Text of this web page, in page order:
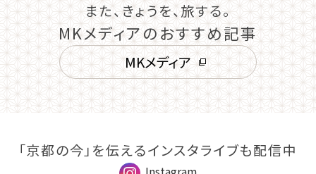
また、きょうを、旅する。
MKメディアのおすすめ記事
MKメディア
「京都の今」を伝えるインスタライブも配信中